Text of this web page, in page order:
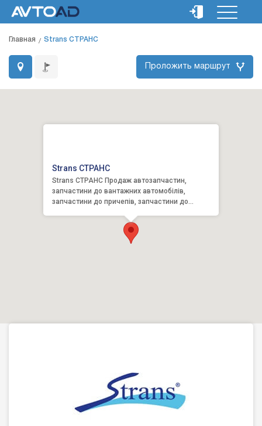
Главная Strans СТРАНС
Проложить маршрут
Strans СТРАНС
Strans СТРАНС Продаж автозапчастин,
запчастини до вантажних автомобілів,
запчастини до причепів, запчастини до